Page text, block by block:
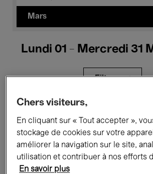
Mars
Lundi 01 - Mercredi 31
Filtres
Expositions Films
Rencontres & Débats Jazz
Chers visiteurs,
En cliquant sur « Tout accepter »,
stockage de cookies sur votre
améliorer la navigation sur le site,
utilisation et contribuer à nos efforts
En savoir plus